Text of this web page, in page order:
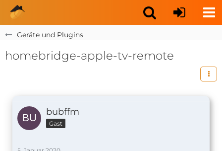
Geräte und Plugins
homebridge-apple-tv-remote
bubffm
Gast